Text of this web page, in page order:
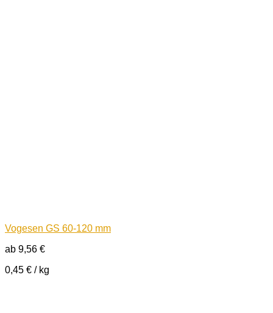
Vogesen GS 60-120 mm
ab 9,56 €
0,45 € / kg